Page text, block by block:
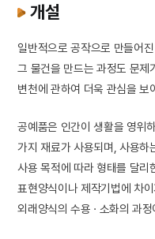
개설
일반적으로 공작으로 만들어
그 물건을 만드는 과정도 문제
변천에 관하여 더욱 관심을 보
공예품은 인간이 생활을 영위
가지 재료가 사용되며, 사용하
사용 목적에 따라 형태를 달리
표현양식이나 제작기법에 차
외래양식의 수용 · 소화의 과